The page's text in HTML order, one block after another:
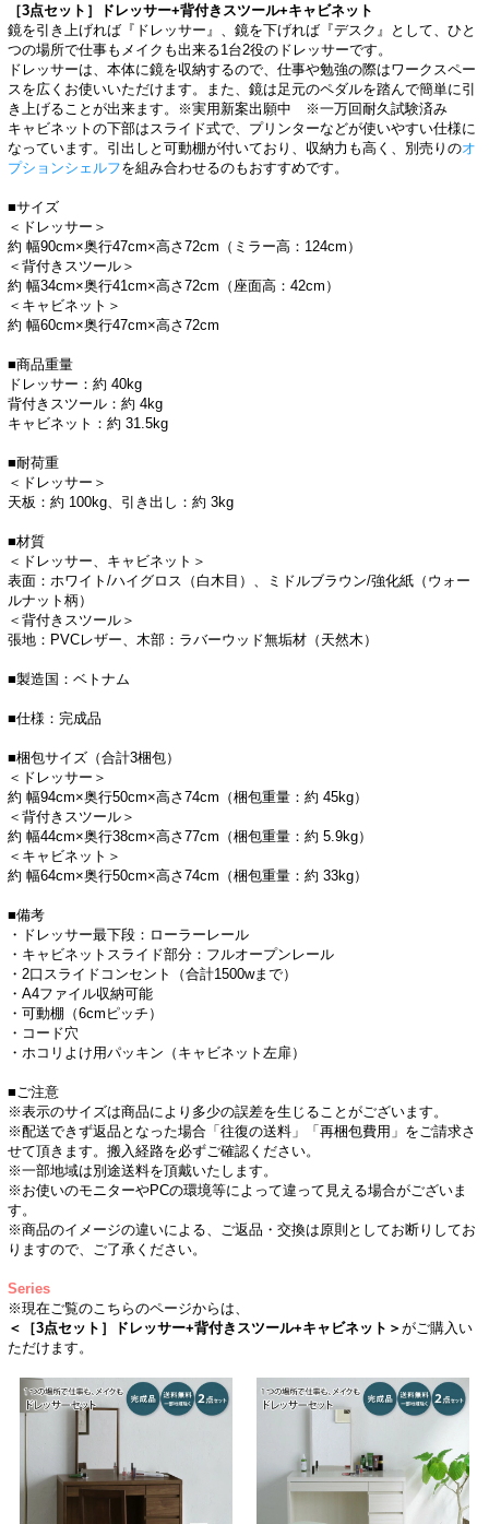
［3点セット］ドレッサー+背付きスツール+キャビネット
鏡を引き上げれば『ドレッサー』、鏡を下げれば『デスク』として、ひと
つの場所で仕事もメイクも出来る1台2役のドレッサーです。
ドレッサーは、本体に鏡を収納するので、仕事や勉強の際はワークスペー
スを広くお使いいただけます。また、鏡は足元のペダルを踏んで簡単に引
き上げることが出来ます。※実用新案出願中 ※一万回耐久試験済み
キャビネットの下部はスライド式で、プリンターなどが使いやすい仕様に
なっています。引出しと可動棚が付いており、収納力も高く、別売りのオ
プションシェルフを組み合わせるのもおすすめです。
■サイズ
＜ドレッサー＞
約 幅90cm×奥行47cm×高さ72cm（ミラー高：124cm）
＜背付きスツール＞
約 幅34cm×奥行41cm×高さ72cm（座面高：42cm）
＜キャビネット＞
約 幅60cm×奥行47cm×高さ72cm
■商品重量
ドレッサー：約 40kg
背付きスツール：約 4kg
キャビネット：約 31.5kg
■耐荷重
＜ドレッサー＞
天板：約 100kg、引き出し：約 3kg
■材質
＜ドレッサー、キャビネット＞
表面：ホワイト/ハイグロス（白木目）、ミドルブラウン/強化紙（ウォー
ルナット柄）
＜背付きスツール＞
張地：PVCレザー、木部：ラバーウッド無垢材（天然木）
■製造国：ベトナム
■仕様：完成品
■梱包サイズ（合計3梱包）
＜ドレッサー＞
約 幅94cm×奥行50cm×高さ74cm（梱包重量：約 45kg）
＜背付きスツール＞
約 幅44cm×奥行38cm×高さ77cm（梱包重量：約 5.9kg）
＜キャビネット＞
約 幅64cm×奥行50cm×高さ74cm（梱包重量：約 33kg）
■備考
・ドレッサー最下段：ローラーレール
・キャビネットスライド部分：フルオープンレール
・2口スライドコンセント（合計1500wまで）
・A4ファイル収納可能
・可動棚（6cmピッチ）
・コード穴
・ホコリよけ用パッキン（キャビネット左扉）
■ご注意
※表示のサイズは商品により多少の誤差を生じることがございます。
※配送できず返品となった場合「往復の送料」「再梱包費用」をご請求さ
せて頂きます。搬入経路を必ずご確認ください。
※一部地域は別途送料を頂戴いたします。
※お使いのモニターやPCの環境等によって違って見える場合がございま
す。
※商品のイメージの違いによる、ご返品・交換は原則としてお断りしてお
りますので、ご了承ください。
Series
※現在ご覧のこちらのページからは、
＜［3点セット］ドレッサー+背付きスツール+キャビネット＞ がご購入い
ただけます。